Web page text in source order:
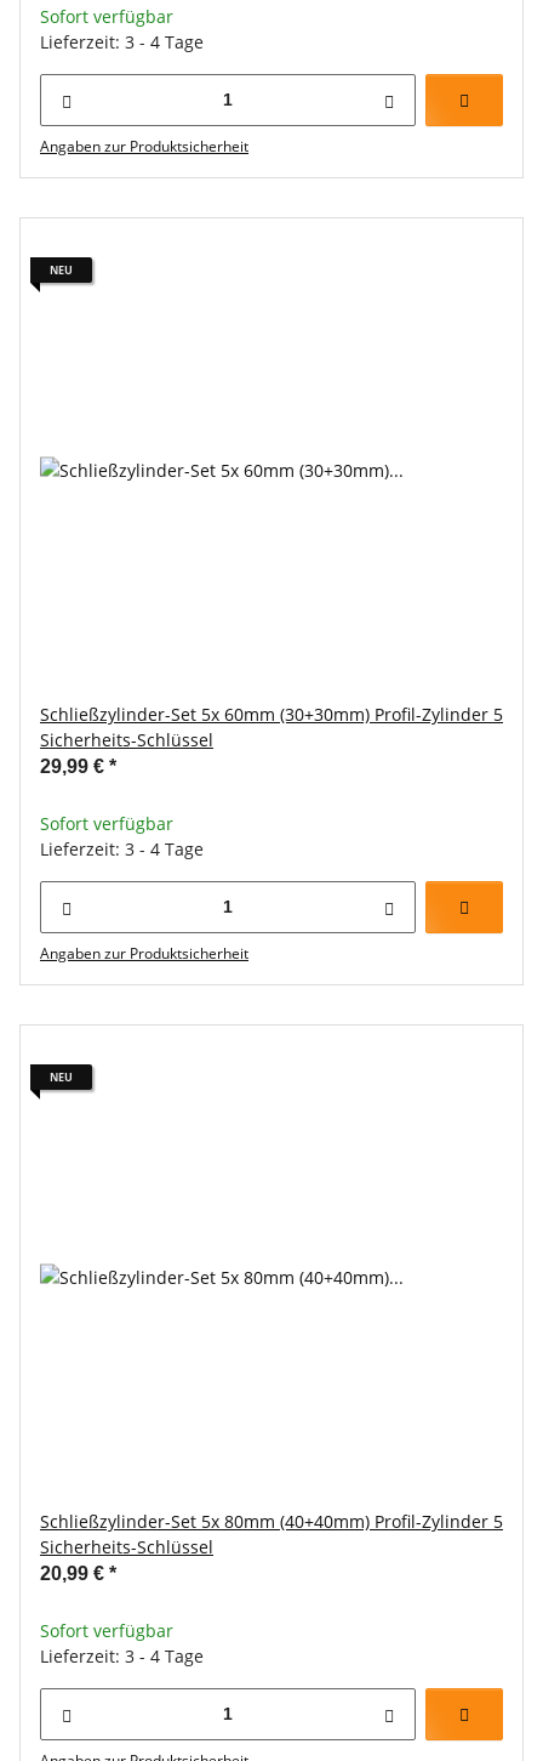
Sofort verfügbar
Lieferzeit: 3 - 4 Tage
Angaben zur Produktsicherheit
NEU
Schließzylinder-Set 5x 60mm (30+30mm) Profil-Zylinder 5
Sicherheits-Schlüssel
29,99 € *
Sofort verfügbar
Lieferzeit: 3 - 4 Tage
Angaben zur Produktsicherheit
NEU
Schließzylinder-Set 5x 80mm (40+40mm) Profil-Zylinder 5
Sicherheits-Schlüssel
20,99 € *
Sofort verfügbar
Lieferzeit: 3 - 4 Tage